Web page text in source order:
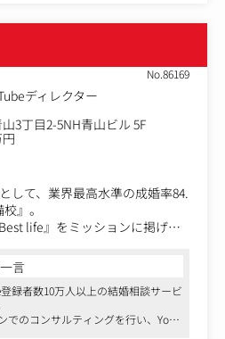
ム不具合、在庫欠品、配信者の
サーへのエスカレーション
このチャンネルに何が必要か」
方。
のも両方好きで、細かい実務か
状況に応じて動き方を変えられ
みながらも、いずれは自分の裁
という方には特にフィットする
信準備・運営
ントの進行管理・運営
わせ、当日の案内・進行
ッティング
ッフとの連携・進行管理
案
・進行・視聴者目線の演出まで
か、視聴者にどう伝えるか、当
進めるかなど、チーム全体で考
くポジションです。
No.86169
ディレクター
3丁目2-5NH青山ビル 5F
して、業界最高水準の成婚率84.
』。
life』をミッションに掲げ、
チャンネルです。現在、4チャ
録者数は総計15万人（2025年）
言
録者数10万人以上の結婚相談サービ
のコンサルティングを行い、YouT